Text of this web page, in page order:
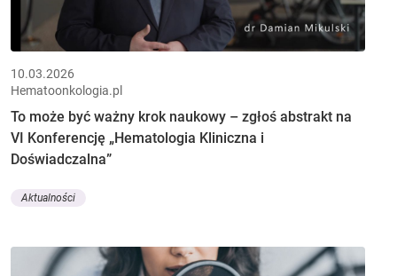
10.03.2026
Hematoonkologia.pl
To może być ważny krok naukowy – zgłoś abstrakt na
VI Konferencję „Hematologia Kliniczna i
Doświadczalna”
Aktualności